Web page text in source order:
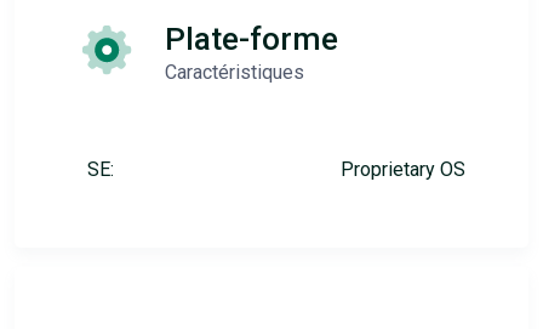
Plate-forme
Caractéristiques
SE: Proprietary OS